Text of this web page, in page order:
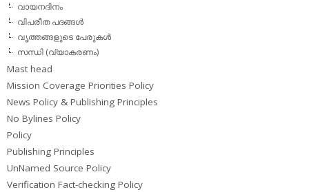
വായനദിനം
വിപരീത പദങ്ങള്‍
വൃത്തങ്ങളുടെ പേരുകള്‍
സന്ധി (വ്യാകരണം)
Mast head
Mission Coverage Priorities Policy
News Policy & Publishing Principles
No Bylines Policy
Policy
Publishing Principles
UnNamed Source Policy
Verification Fact-checking Policy